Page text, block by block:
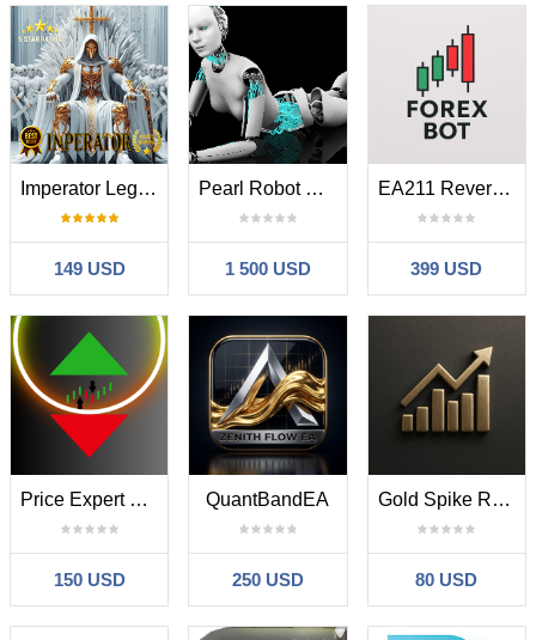
Imperator Legacy
149 USD
Pearl Robot MT4
1 500 USD
EA211 Reversal Scalp
399 USD
Price Expert EA MT4
150 USD
QuantBandEA
250 USD
Gold Spike Reversal PRO
80 USD